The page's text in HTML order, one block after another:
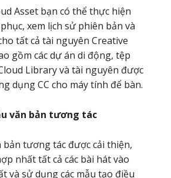
Asset bạn có thể thực hiện
xem lịch sử phiên bản và
tất cả tài nguyên Creative
gồm các dự án di động, tệp
Library và tài nguyên được
dụng CC cho máy tính để bàn.
văn bản tương tác
bản tương tác được cải thiện,
nhất tất cả các bài hát vào
và sử dụng các mẫu tạo điều